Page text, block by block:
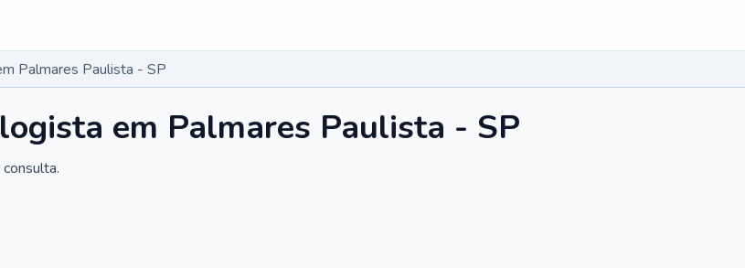
Palmares Paulista - SP
em Palmares Paulista - SP